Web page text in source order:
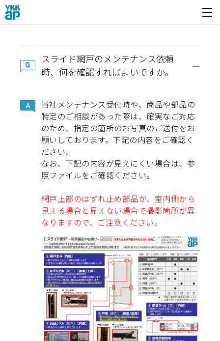
開く
スライド網戸のメンテナンス依頼
時、何を確認すればよいですか。
当社メンテナンス受付時や、商品や部品の
特定のご相談があった際は、確実なご対応
のため、指定の箇所のお写真のご送付をお
願いしております。下記の内容をご確認く
ださい。
なお、下記の内容が見えにくい場合は、参
照ファイルをご確認ください。
網戸上部のはずれ止め部品が、室内側から
見える場合と見えない場合で撮影箇所が異
なりますので、ご注意ください。